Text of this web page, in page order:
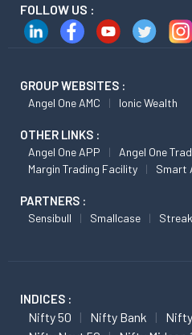
FOLLOW US :
GROUP WEBSITES :
Angel One AMC Ionic Wealth
OTHER LINKS :
Angel One APP Angel One
Margin Trading Facility
Smart
PARTNERS :
Sensibull Smallcase Streak
INDICES :
Nifty 50 Nifty Bank